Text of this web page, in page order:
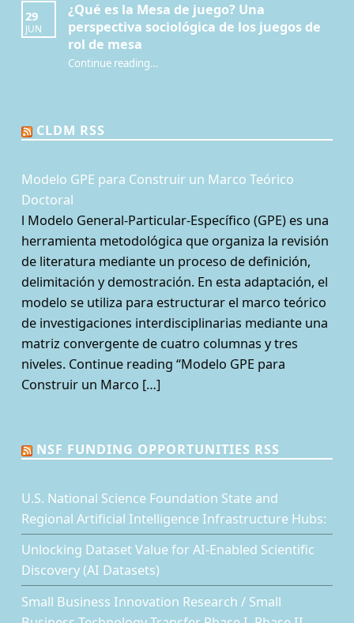
29
JUN
¿Qué es la Mesa de juego? Una
perspectiva sociológica de los juegos de
rol de mesa
Continue reading“¿Qué es la Mesa de juego? Una perspectiva sociológica de los juegos de rol de mesa”
…
CLDM RSS
Modelo GPE para Construir un Marco Teórico
Doctoral
l Modelo General-Particular-Específico (GPE) es una
herramienta metodológica que organiza la revisión
de literatura mediante un proceso de definición,
delimitación y demostración. En esta adaptación, el
modelo se utiliza para estructurar el marco teórico
de investigaciones interdisciplinarias mediante una
matriz convergente de cuatro columnas y tres
niveles. Continue reading “Modelo GPE para
Construir un Marco […]
NSF FUNDING OPPORTUNITIES RSS
U.S. National Science Foundation State and
Regional Artificial Intelligence Infrastructure Hubs:
Unlocking Dataset Value for AI-Enabled Scientific
Discovery (AI Datasets)
Small Business Innovation Research / Small